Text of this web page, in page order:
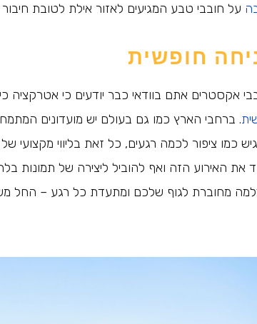
על חובבי טבע המגיעים לאזור אילת לטובת
חופשית
אקסטרים אתם בוודאי כבר יודעים כי אטרקציה
. ברחבי הארץ כמו גם בעולם יש מועדונים
כמו ציפור לכמה רגעים, כל זאת בליווי מקצועי
את האירוע הזה ואף להוביל ליצירה של תמונות
מחוברת לגוף שלכם ומתעדת כל רגע – החל